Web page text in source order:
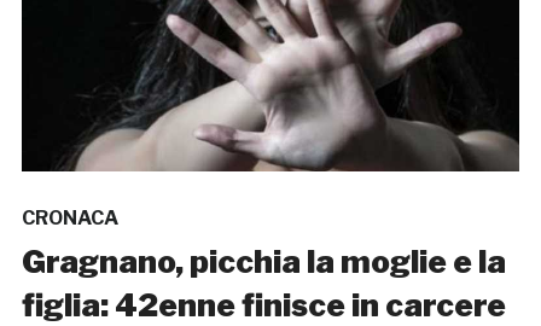
CRONACA
Gragnano, picchia la moglie e la
figlia: 42enne finisce in carcere